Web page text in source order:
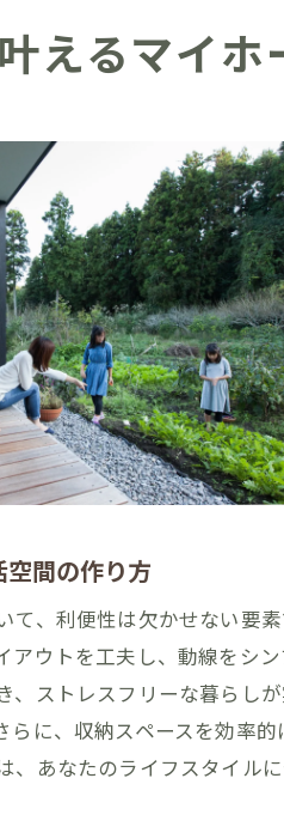
理想
理想のマ
大牟
自然
大牟
自然
理想
自然と調
自然
生活
大牟
理想
大牟田市
自然
地域
大牟
えるマイ
間の作り方
て、利便性は欠かせない要
アウトを工夫し、動線をシ
、ストレスフリーな暮らし
らに、収納スペースを効率
、あなたのライフスタイル